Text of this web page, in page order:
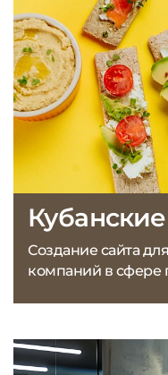
Создание сайта
компаний в сфере